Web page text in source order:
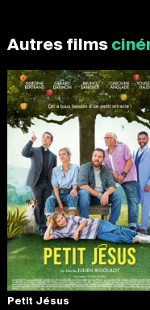
Autres films
Petit Jésus